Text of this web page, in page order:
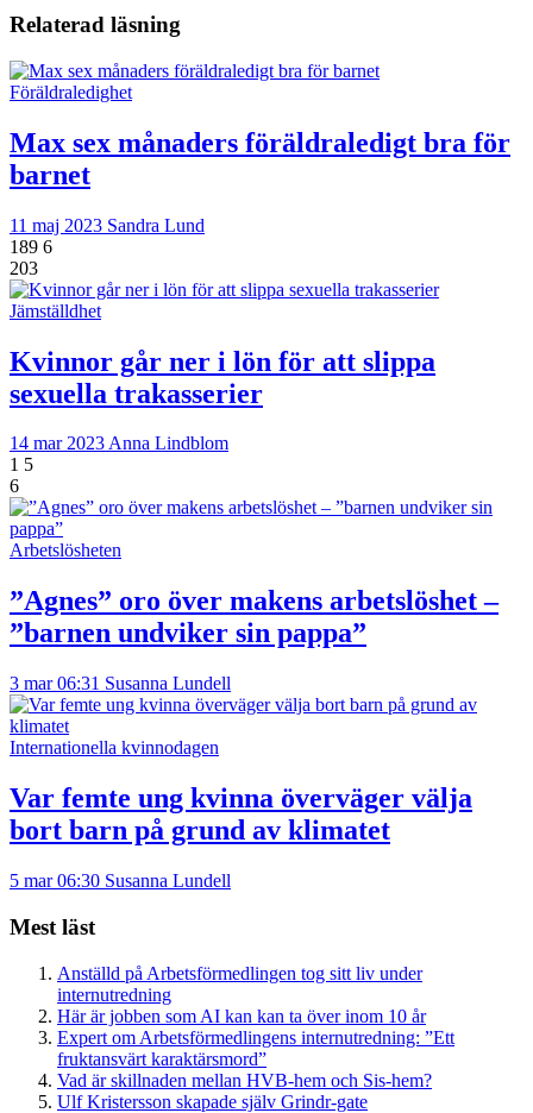
Relaterad läsning
Föräldraledighet
Max sex månaders föräldraledigt bra för
barnet
11 maj 2023 Sandra Lund
189 6
203
Jämställdhet
Kvinnor går ner i lön för att slippa
sexuella trakasserier
14 mar 2023Anna Lindblom
1 5
6
Arbetslösheten
”Agnes” oro över makens arbetslöshet –
”barnen undviker sin pappa”
3 mar 06:31 Susanna Lundell
Internationella kvinnodagen
Var femte ung kvinna överväger välja
bort barn på grund av klimatet
5 mar 06:30 Susanna Lundell
Mest läst
Anställd på Arbetsförmedlingen tog sitt liv under
internutredning
Här är jobben som AI kan kan ta över inom 10 år
Expert om Arbetsförmedlingens internutredning: ”Ett
fruktansvärt karaktärsmord”
Vad är skillnaden mellan HVB-hem och Sis-hem?
Ulf Kristersson skapade själv Grindr-gate